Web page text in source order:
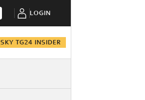
LOGIN
SKY TG24 INSIDER